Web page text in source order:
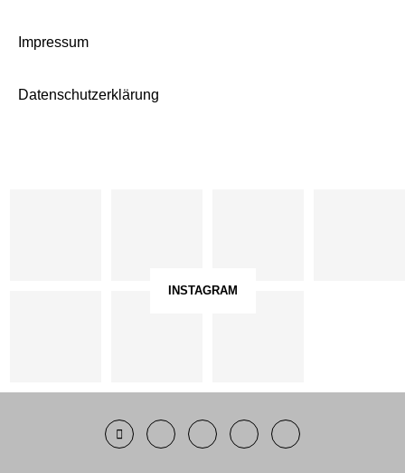
Impressum
Datenschutzerklärung
INSTAGRAM